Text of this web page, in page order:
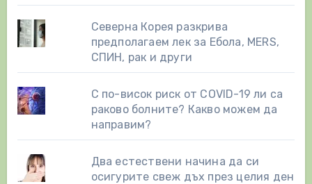
Северна Корея разкрива
предполагаем лек за Ебола, MERS,
СПИН, рак и други
С по-висок риск от COVID-19 ли са
раково болните? Какво можем да
направим?
Два естествени начинa да си
осигурите свеж дъх през целия ден